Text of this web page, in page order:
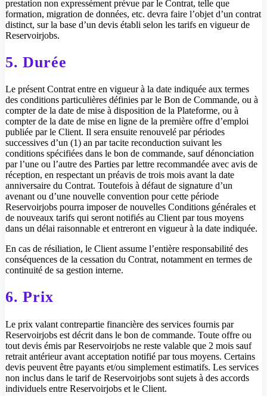
prestation non expressément prévue par le Contrat, telle que
formation, migration de données, etc. devra faire l’objet d’un contrat
distinct, sur la base d’un devis établi selon les tarifs en vigueur de
Reservoirjobs.
5. Durée
Le présent Contrat entre en vigueur à la date indiquée aux termes
des conditions particulières définies par le Bon de Commande, ou à
compter de la date de mise à disposition de la Plateforme, ou à
compter de la date de mise en ligne de la première offre d’emploi
publiée par le Client. Il sera ensuite renouvelé par périodes
successives d’un (1) an par tacite reconduction suivant les
conditions spécifiées dans le bon de commande, sauf dénonciation
par l’une ou l’autre des Parties par lettre recommandée avec avis de
réception, en respectant un préavis de trois mois avant la date
anniversaire du Contrat. Toutefois à défaut de signature d’un
avenant ou d’une nouvelle convention pour cette période
Reservoirjobs pourra imposer de nouvelles Conditions générales et
de nouveaux tarifs qui seront notifiés au Client par tous moyens
dans un délai raisonnable et entreront en vigueur à la date indiquée.
En cas de résiliation, le Client assume l’entière responsabilité des
conséquences de la cessation du Contrat, notamment en termes de
continuité de sa gestion interne.
6. Prix
Le prix valant contrepartie financière des services fournis par
Reservoirjobs est décrit dans le bon de commande. Toute offre ou
tout devis émis par Reservoirjobs ne reste valable que 2 mois sauf
retrait antérieur avant acceptation notifié par tous moyens. Certains
devis peuvent être payants et/ou simplement estimatifs. Les services
non inclus dans le tarif de Reservoirjobs sont sujets à des accords
individuels entre Reservoirjobs et le Client.